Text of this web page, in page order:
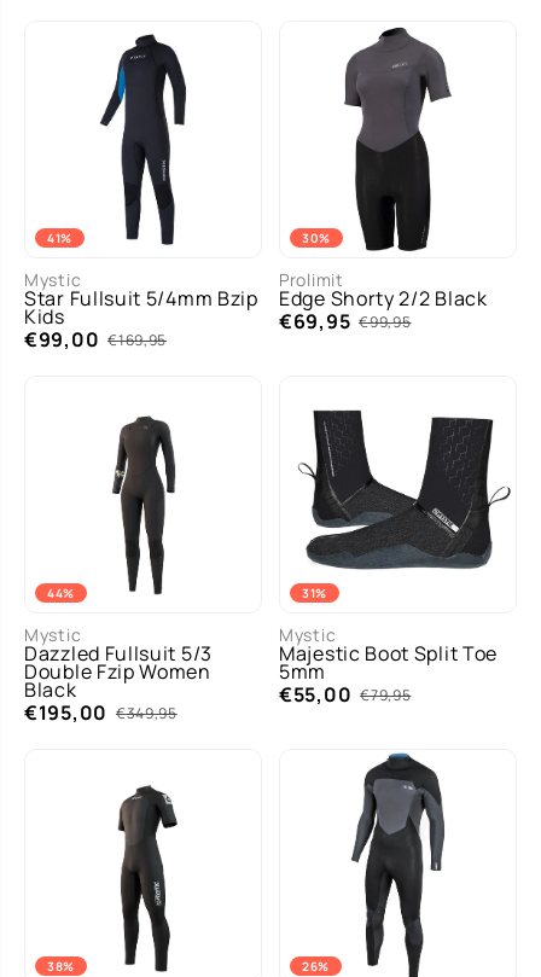
41%
Mystic
Star Fullsuit 5/4mm Bzip
Kids
€99,00 €169,95
30%
Prolimit
Edge Shorty 2/2 Black
€69,95 €99,95
44%
Mystic
Dazzled Fullsuit 5/3
Double Fzip Women
Black
€195,00 €349,95
31%
Mystic
Majestic Boot Split Toe
5mm
€55,00 €79,95
38% 26%